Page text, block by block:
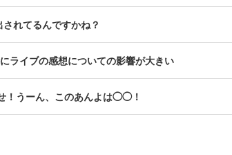
れてるんですかね？
ライブの感想についての影響が大きい
！うーん、このあんよは◯◯！